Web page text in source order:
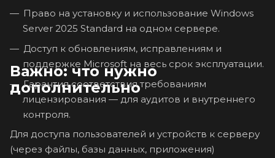
Право на установку и использование Windows
Server 2025 Standard на одном сервере.
Доступ к обновлениям, исправлениям и
поддержке Microsoft на весь срок эксплуатации.
Гарантия соответствия требованиям
лицензирования — для аудитов и внутреннего
контроля.
Важно: что нужно
дополнительно
Для доступа пользователей и устройств к серверу
(через файлы, базы данных, приложения)